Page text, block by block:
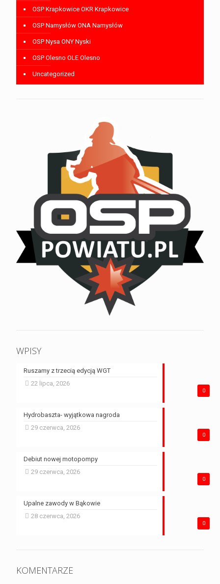
OSP Krapkowice OKR Krapkowice
OSP Namysłów ONA Namysłów
OSP Nysa ONY Nyski
OSP Olesno OLE Olesno
Uncategorized
WPISY
0
Ruszamy z trzecią edycją WGT
22 lipca, 2026
0
Hydrobaszta- wyjątkowa nagroda
29 czerwca, 2026
0
Debiut nowej motopompy
29 czerwca, 2026
0
Upalne zawody w Bąkowie
28 czerwca, 2026
KOMENTARZE